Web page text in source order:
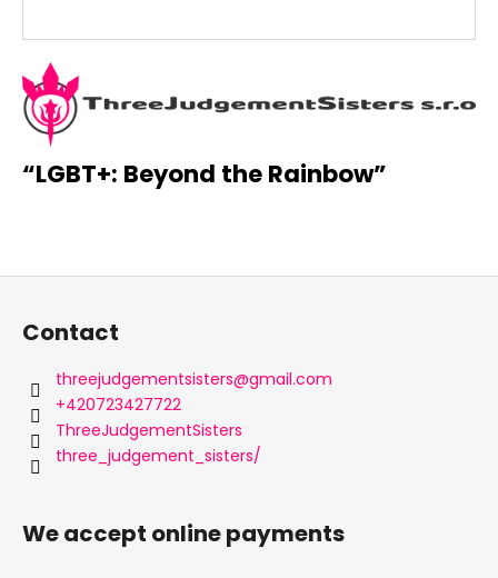
“LGBT+: Beyond the Rainbow”
F
Contact
threejudgementsisters@gmail.com
+420723427722
ThreeJudgementSisters
three_judgement_sisters/
We accept online payments